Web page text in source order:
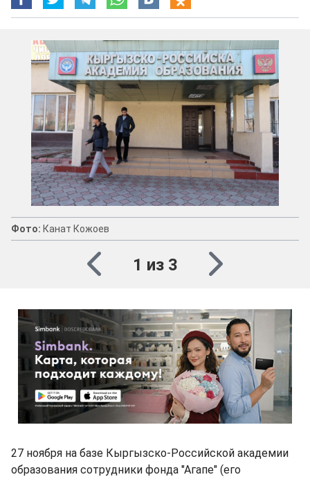
Фото: Канат Кожоев
1 из 3
27 ноября на базе Кыргызско-Российской академии
образования сотрудники фонда "Агапе" (его